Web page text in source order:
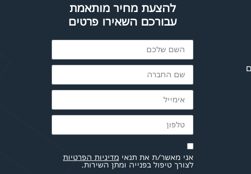
להצעת מחיר מותאמת
עבורכם השאירו פרטים
אני מאשר/ת את תנאי מדיניות הפרטיות
לצורך טיפול בפנייה ומתן השירות.